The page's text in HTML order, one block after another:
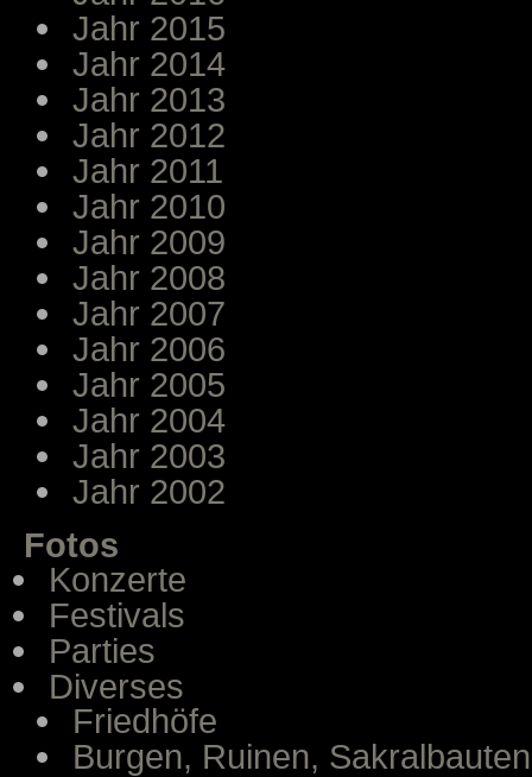
Jahr 2015
Jahr 2014
Jahr 2013
Jahr 2012
Jahr 2011
Jahr 2010
Jahr 2009
Jahr 2008
Jahr 2007
Jahr 2006
Jahr 2005
Jahr 2004
Jahr 2003
Jahr 2002
Fotos
Konzerte
Festivals
Parties
Diverses
Friedhöfe
Burgen, Ruinen, Sakralbauten